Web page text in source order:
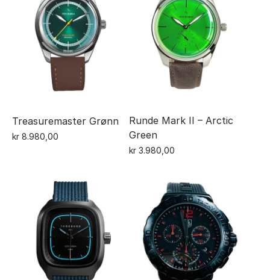
Treasuremaster Grønn
kr 8.980,00
Runde Mark II – Arctic
Green
kr 3.980,00